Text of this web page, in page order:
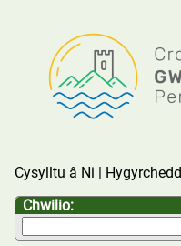
Cysylltu â Ni Hygyrchedd
Chwilio: